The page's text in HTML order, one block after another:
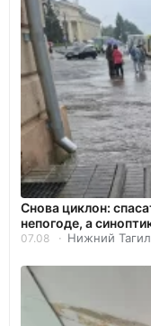
Снова циклон:
непогоде, а
07.08 Нижний Тагил